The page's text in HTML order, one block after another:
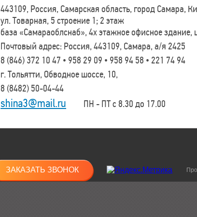
443109, Россия, Самарская область, город Самара,
ул. Товарная, 5 строение 1; 2 этаж
база «Самараоблснаб», 4х этажное офисное здание,
Почтовый адрес: Россия, 443109, Самара, а/я 2425
8 (846) 372 10 47 • 958 29 09 • 958 94 58 • 221 74 94
г. Тольятти, Обводное шоссе, 10,
8 (8482) 50-04-44
shina3@mail.ru ПН - ПТ с 8.30 до 17.00
ЗАКАЗАТЬ ЗВОНОК